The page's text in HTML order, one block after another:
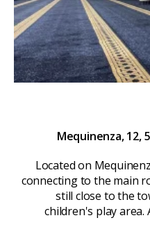
Mequinenza, 12,
Located on
connecting to the main
still close to the
children's play